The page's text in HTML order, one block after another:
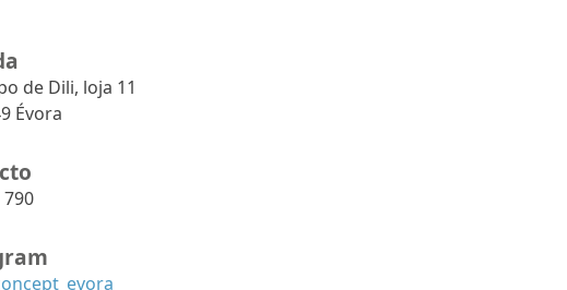
de Dili, loja 11
Évora
790